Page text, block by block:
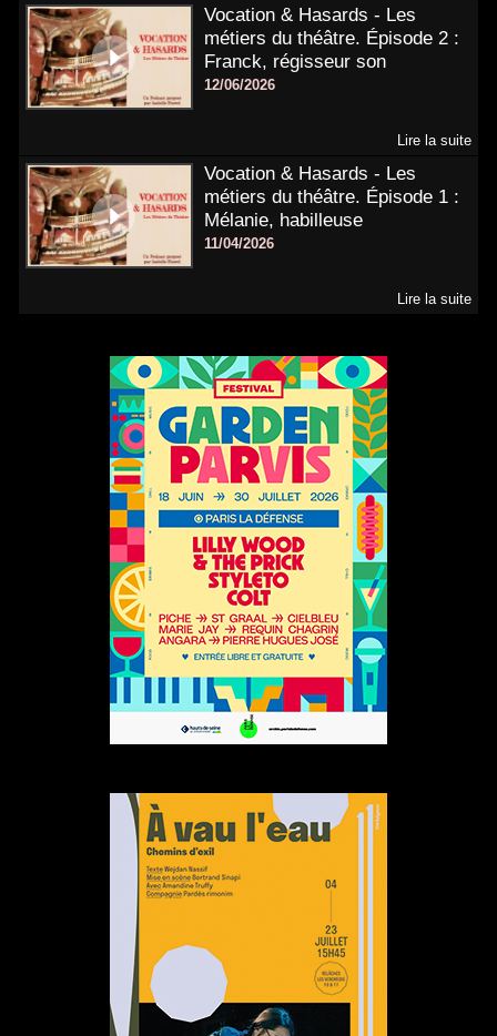
Vocation & Hasards - Les
métiers du théâtre. Épisode 2 :
Franck, régisseur son
12/06/2026
Lire la suite
Vocation & Hasards - Les
métiers du théâtre. Épisode 1 :
Mélanie, habilleuse
11/04/2026
Lire la suite